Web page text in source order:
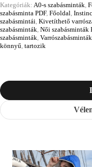
Kategóriák: A0-s szabásminták
szabásminta PDF, Főoldal
szabásmintái Kivetíthető
szabásminták Női szabásminták
szabásminták
könnyű tartozik